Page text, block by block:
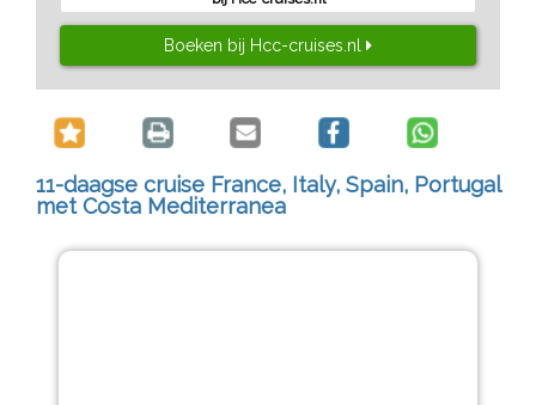
Boeken bij Hcc-cruises.nl
11-daagse cruise France, Italy, Spain, Portugal
met Costa Mediterranea